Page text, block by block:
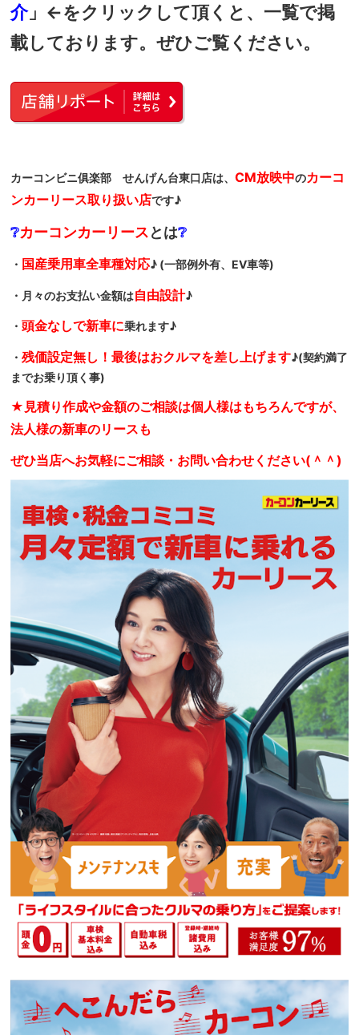
介」←をクリックして頂くと、一覧で掲
載しております。ぜひご覧ください。
カーコンビニ俱楽部 せんげん台東口店は、CM放映中のカーコ
ンカーリース取り扱い店です♪
❔カーコンカーリースとは❔
・ 国産乗用車全車種対応♪ (一部例外有、EV車等)
・月々のお支払い金額は自由設計♪
・頭金なしで新車に乗れます♪
・残価設定無し！最後はおクルマを差し上げます♪(契約満了
までお乗り頂く事)
★見積り作成や金額のご相談は個人様はもちろんですが、
法人様の新車のリースも
ぜひ当店へお気軽にご相談・お問い合わせください(＾＾)